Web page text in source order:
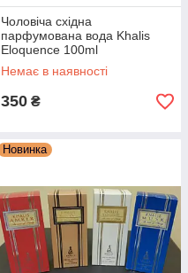
Чоловіча східна
парфумована вода Khalis
Eloquence 100ml
Немає в наявності
350 ₴
Новинка